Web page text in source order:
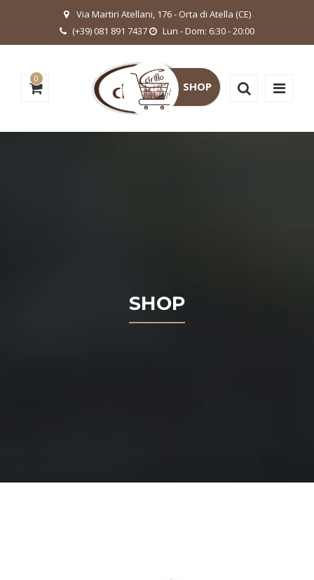
Via Martiri Atellani, 176 - Orta di Atella (CE)
(+39) 081 891 7437
Lun - Dom: 6:30 - 20:00
0
SHOP
SHOP